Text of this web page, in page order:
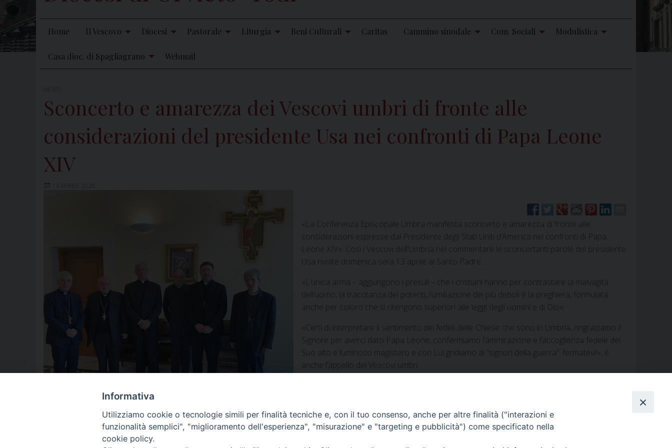
Home Il Vescovo Diocesi Pastorale Liturgia Beni Culturali Caritas Cammino sinodale Com. Sociali Modulistica
Casa dioc. di Spagliagrano Webmail
NEWS
Sconcerto e amarezza dei Vescovi umbri di fronte alle
considerazioni del presidente Usa nei confronti di Papa Leone
XIV
13 APRILE 2026
«La Conferenza Episcopale Umbra manifesta sconcerto e amarezza di fronte alle
considerazioni espresse dal Presidente degli Stati Uniti d’America nei confronti di Papa
Leone XIV». Così i Vescovi dell’Umbria nel commentare le sconcertanti parole del presidente
Usa rivolte domenica sera 13 aprile al Santo Padre.
«L’unica arma – aggiungono i presuli – che i cristiani hanno per contrastare la malvagità
dell’uomo, la tracotanza dei potenti, l’umiliazione dei più deboli è la preghiera, formulata
anche per coloro che si ritengono superiori alle leggi degli uomini e di Dio».
«Certi di interpretare il sentimento dei fedeli delle Chiese che sono in Umbria, ringraziamo il
Signore per averci dato Papa Leone, confermiamo l’ammirazione e l’accoglienza fedele del
Suo alto e luminoso magistero e con Lui gridiamo ai “signori della guerra”: fermatevi!», è
anche l’appello dei Vescovi umbri.
Informativa
Utilizziamo cookie o tecnologie simili per finalità tecniche e, con il tuo consenso, anche per altre finalità ("interazioni e
funzionalità semplici", "miglioramento dell'esperienza", "misurazione" e "targeting e pubblicità") come specificato nella
cookie policy.